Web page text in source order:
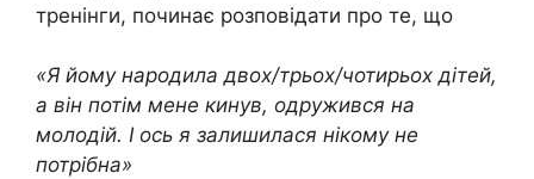
тренінги, починає розповідати про те, що
«Я йому народила двох/трьох/чотирьох дітей,
а він потім мене кинув, одружився на
молодій. І ось я залишилася нікому не
потрібна»